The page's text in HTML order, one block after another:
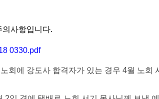
사항입니다.
0330.pdf
회에 강도사 합격자가 있는 경우 4월 노회